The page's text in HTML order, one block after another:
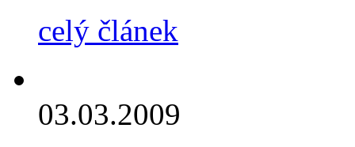
celý článek
03.03.2009